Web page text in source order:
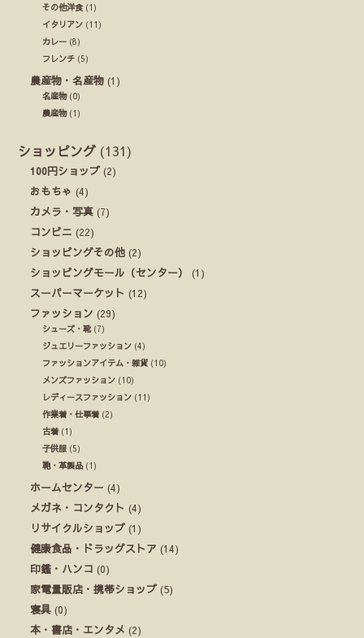
その他洋食(1)
イタリアン (11)
カレー (8)
フレンチ (5)
農産物・名産物 (1)
名産物(0)
農産物(1)
ショッピング (131)
100円ショップ (2)
おもちゃ (4)
カメラ・写真 (7)
コンビニ (22)
ショッピングその他 (2)
ショッピングモール（センター）
(1)
スーパーマーケット (12)
ファッション (29)
シューズ・靴(7)
ジュエリーファッション (4)
ファッションアイテム・雑貨 (10)
メンズファッション (10)
レディースファッション (11)
作業着・仕事着 (2)
古着 (1)
子供服 (5)
鞄・革製品 (1)
ホームセンター (4)
メガネ・コンタクト (4)
リサイクルショップ (1)
健康食品・ドラッグストア (14)
印鑑・ハンコ (0)
家電量販店・携帯ショップ (5)
寝具 (0)
本・書店・エンタメ (2)